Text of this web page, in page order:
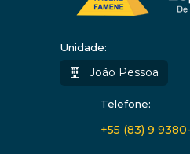
Unidade:
João Pessoa
Telefone:
+55 (83) 9